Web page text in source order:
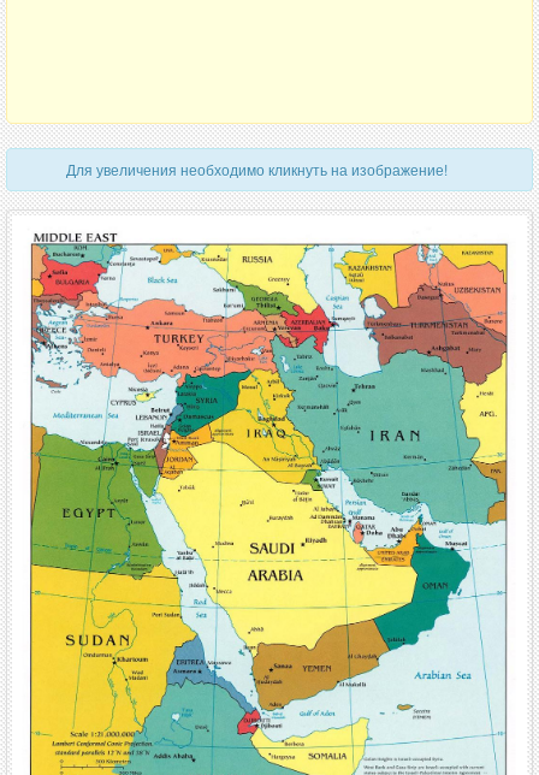
Для увеличения необходимо кликнуть на изображение!